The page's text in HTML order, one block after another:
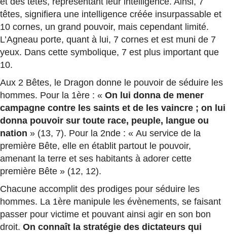
têtes, signifiera une intelligence créée insurpassable et
10 cornes, un grand pouvoir, mais cependant limité.
L’Agneau porte, quant à lui, 7 cornes et est muni de 7
yeux. Dans cette symbolique, 7 est plus important que
10.
Aux 2 Bêtes, le Dragon donne le pouvoir de séduire les
hommes. Pour la 1ère : « On lui donna de mener
campagne contre les saints et de les vaincre ; on lui
donna pouvoir sur toute race, peuple, langue ou
nation » (13, 7). Pour la 2nde : « Au service de la
première Bête, elle en établit partout le pouvoir,
amenant la terre et ses habitants à adorer cette
première Bête » (12, 12).
Chacune accomplit des prodiges pour séduire les
hommes. La 1ère manipule les évènements, se faisant
passer pour victime et pouvant ainsi agir en son bon
droit. On connaît la stratégie des dictateurs qui